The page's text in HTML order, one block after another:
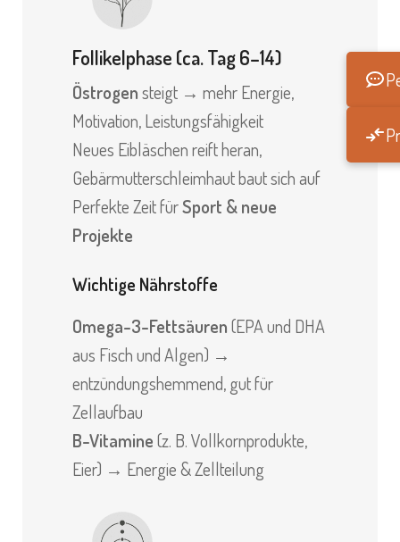
Follikelphase (ca. Tag 6–14)
Östrogensteigt → mehr Energie,
Motivation, Leistungsfähigkeit
Neues Eibläschen reift heran,
Gebärmutterschleimhaut baut sich auf
Perfekte Zeit fürSport & neue
Projekte
Wichtige Nährstoffe
Omega-3-Fettsäuren(EPA und DHA
aus Fisch und Algen) →
entzündungshemmend, gut für
Zellaufbau
B-Vitamine(z. B. Vollkornprodukte,
Eier) → Energie & Zellteilung